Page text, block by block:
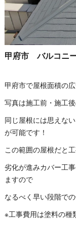
甲府市 バルコニ
甲府市で屋根面積の
写真は施工前・施工
同じ屋根には思えな
が可能です！
この範囲の屋根だと
劣化が進みカバー工
ますので
なるべく早い段階で
※工事費用は塗料の種